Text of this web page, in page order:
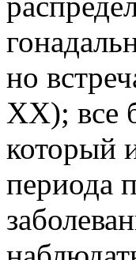
но
XX); все
который
периода